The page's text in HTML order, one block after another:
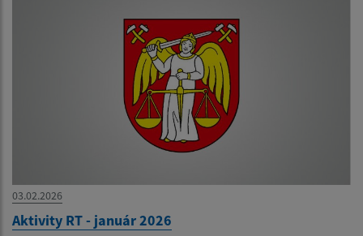
03.02.2026
Aktivity RT - január 2026